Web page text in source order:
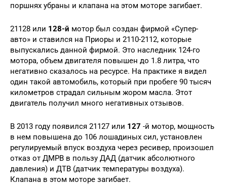
поршнях убраны и клапана на этом моторе загибает.
21128 или 128-й мотор был создан фирмой «Супер-
авто» и ставился на Приоры и 2110-2112, которые
выпускались данной фирмой. Это наследник 124-го
мотора, объем двигателя повышен до 1.8 литра, что
негативно сказалось на ресурсе. На практике я видел
один такой автомобиль, который при пробеге 90 тысяч
километров страдал сильным жором масла. Этот
двигатель получил много негативных отзывов.
В 2013 году появился 21127 или 127 -й мотор, мощность
в нем повышена до 106 лошадиных сил, установлен
регулируемый впуск воздуха через ресивер, произошел
отказ от ДМРВ в пользу ДАД (датчик абсолютного
давления) и ДТВ (датчик температуры воздуха).
Клапана в этом моторе загибает.